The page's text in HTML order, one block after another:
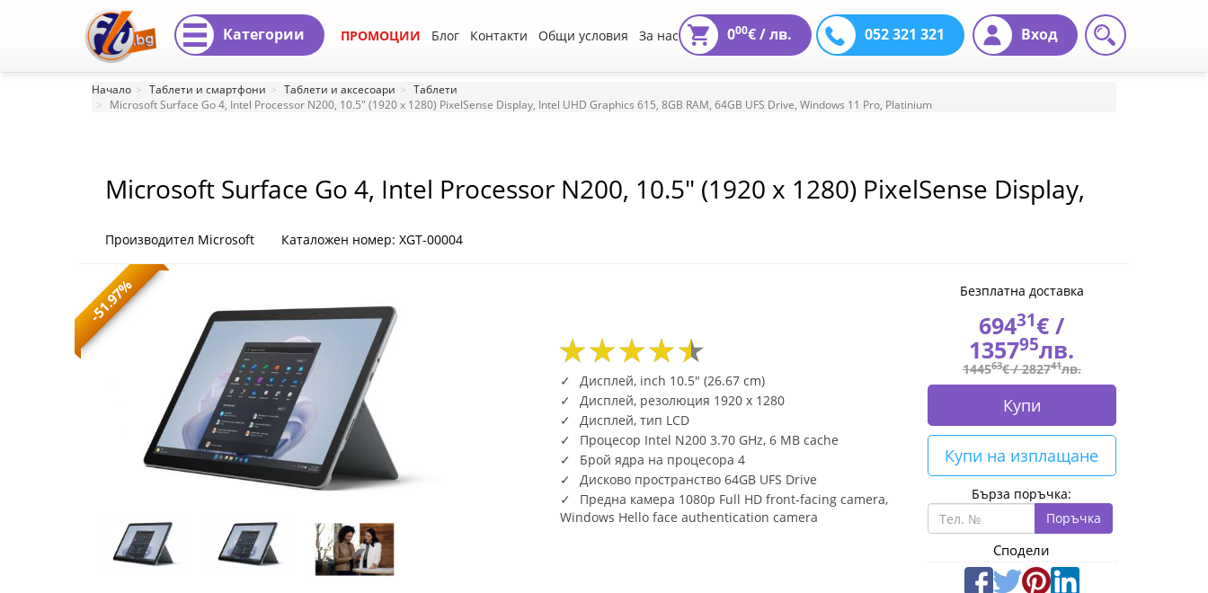
Microsoft
Surface
4,
Processor
N200,
10.5"
(1920
1280)
PixelSense
Intel
UHD
Категории ПРОМОЦИИ Блог Контакти Общи условия За нас Вход
052 321 321
000€ /лв.
Начало Таблети и смартфони Таблети и аксесоари
Таблети
Microsoft Surface Go 4, Intel Processor N200, 10.5" (1920 x 1280) PixelSense Display, Intel UHD Graphics 615, 8GB RAM, 64GB UFS Drive, Windows 11 Pro, Platinium
Microsoft Surface Go 4, Intel Processor N200, 10.5" (1920 x 1280) PixelSense Display,
Производител Microsoft Каталожен номер: XGT-00004
-51.97%
Дисплей, inch 10.5" (26.67 cm)
Дисплей, резолюция 1920 x 1280
Дисплей, тип LCD
Процесор Intel N200 3.70 GHz, 6 MB cache
Брой ядра на процесора 4
Дисково пространство 64GB UFS Drive
Предна камера 1080p Full HD front-facing camera,
Windows Hello face authentication camera
Безплатна доставка
69431€ /
135795лв.
144563€ /282741лв.
Купи
Купи на изплащане
Бърза поръчка:
Поръчка
Сподели